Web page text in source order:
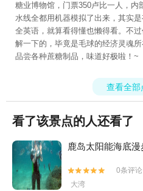
糖业博物馆，门票350卢比一人，
水线全都用机器模拟了出来，其实
全英语，就算看得懂也懒得看。不
解一下的，毕竟是毛球的经济灵魂
品尝各种蔗糖制品，味道好极啦！~
查看全部
看了该景点的人还看了
鹿岛太阳能海底漫


0条评论
大湾